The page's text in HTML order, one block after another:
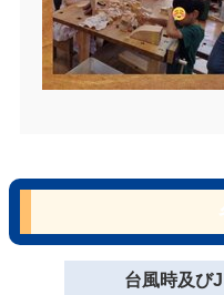
台風時及び